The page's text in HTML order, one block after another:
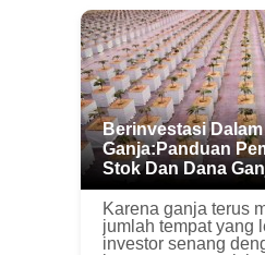
diinginkan untuk
san...
Berinvestasi Dalam
Ganja:Panduan
Stok Dan Dana
Karena ganja terus
jumlah tempat yang
investor senang